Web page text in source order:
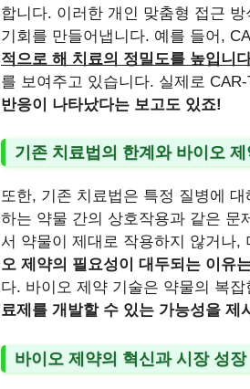
합니다. 이러한 개인 맞춤형 접근
기회를 만들어냅니다. 예를 들어,
적으로 해 치료의 정밀도를 높입니
를 보여주고 있습니다. 실제로
반응이 나타났다는 보고도 있죠!
기존 치료법의 한계와 바이오
또한, 기존 치료법은 특정 질병에 대
하는 약물 간의 상호작용과 같은 문
서 약물이 제대로 작용하지 않거나,
오 제약의 필요성이 대두되는 이유
다. 바이오 제약 기술은 약물의 복
료제를 개발할 수 있는 가능성을 제
바이오 제약의 혁신과 시장 성장